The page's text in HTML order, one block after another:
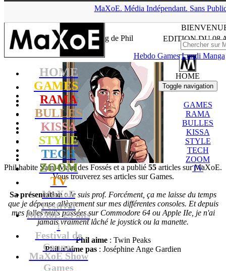
MaXoE. Média Indépendant. Sans Pub
HOME
GAMES
RAMA
BULLES
KISSA
STYLE
TECH
ZOOM
TV
MaXoE
Festival
MaXoE 25 ans
!
Festival de
Cannes
MaXoE Show
Games
EDITION DU08
Hebdo Games Lundi Manga
HOME
Toggle navigation
GAMES
RAMA
BULLES
KISSA
STYLE
TECH
ZOOM
TV
▲
Blog de Phil
Phil habite Saint-Maur des Fossés et a publié 55 articles sur MaXoE.
Vous trouverez ses articles sur Games.
Sa présentation:Je suis prof. Forcément, ça me laisse du temps
que je dépense allègrement sur mes différentes consoles. Et depuis
mes folles nuits passées sur Commodore 64 ou Apple IIe, je n'ai
jamais vraiment lâché le joystick ou la manette.
Phil aime: Twin Peaks
Phil n'aime pas : Joséphine Ange Gardien